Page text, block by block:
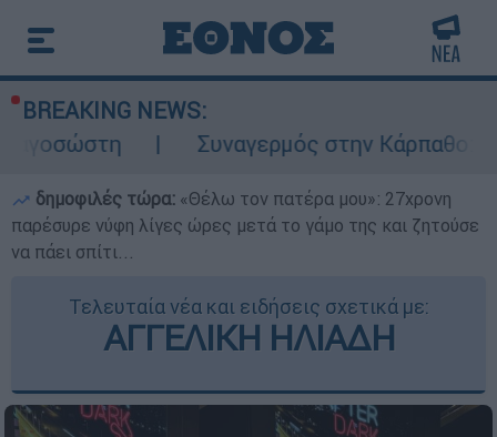
BREAKING NEWS:
Συναγερμός στην Κάρπαθο: Βρέθηκαν
δημοφιλές τώρα: «Θέλω τον πατέρα μου»: 27χρονη
παρέσυρε νύφη λίγες ώρες μετά το γάμο της και ζητούσε
να πάει σπίτι...
Τελευταία νέα και ειδήσεις σχετικά με:
ΑΓΓΕΛΙΚΗ ΗΛΙΑΔΗ